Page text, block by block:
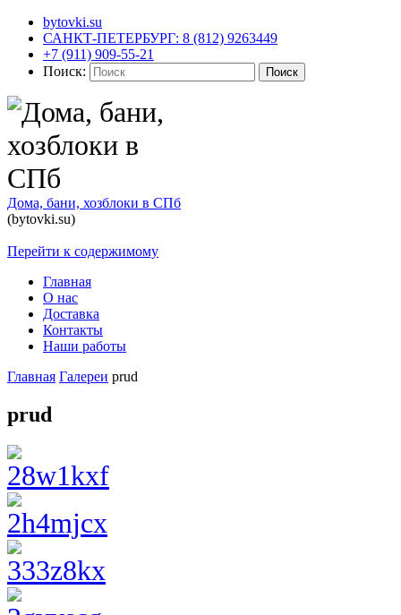
bytovki.su
САНКТ-ПЕТЕРБУРГ: 8 (812) 9263449
+7 (911) 909-55-21
Поиск:
Поиск
Дома, бани, хозблоки в СПб
(bytovki.su)
Перейти к содержимому
Главная
О нас
Доставка
Контакты
Наши работы
Главная Галереи prud
prud